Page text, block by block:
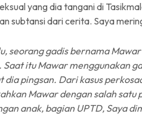
yang dia tangani di
subtansi dari cerita. Saya
seorang gadis bernama
Saat itu Mawar menggunakan
dia pingsan. Dari kasus
Mawar dengan salah
anak, bagian UPTD, Saya